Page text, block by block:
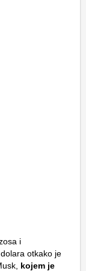
i
otkako je
kojem je